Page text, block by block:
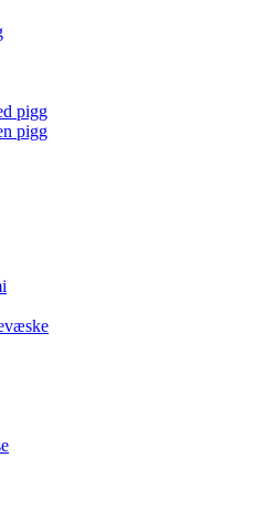
pigg
pigg